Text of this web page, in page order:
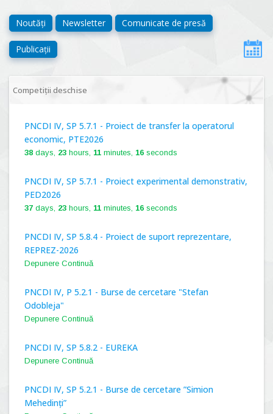
Noutăți Newsletter Comunicate de presă
Publicații
Competiții deschise
PNCDI IV, SP 5.7.1 - Proiect de transfer la operatorul
economic, PTE2026
38 days, 23 hours, 11 minutes, 15 seconds
PNCDI IV, SP 5.7.1 - Proiect experimental demonstrativ,
PED2026
37 days, 23 hours, 11 minutes, 15 seconds
PNCDI IV, SP 5.8.4 - Proiect de suport reprezentare,
REPREZ-2026
Depunere Continuă
PNCDI IV, P 5.2.1 - Burse de cercetare "Stefan
Odobleja"
Depunere Continuă
PNCDI IV, SP 5.8.2 - EUREKA
Depunere Continuă
PNCDI IV, SP 5.2.1 - Burse de cercetare ”Simion
Mehedinți”